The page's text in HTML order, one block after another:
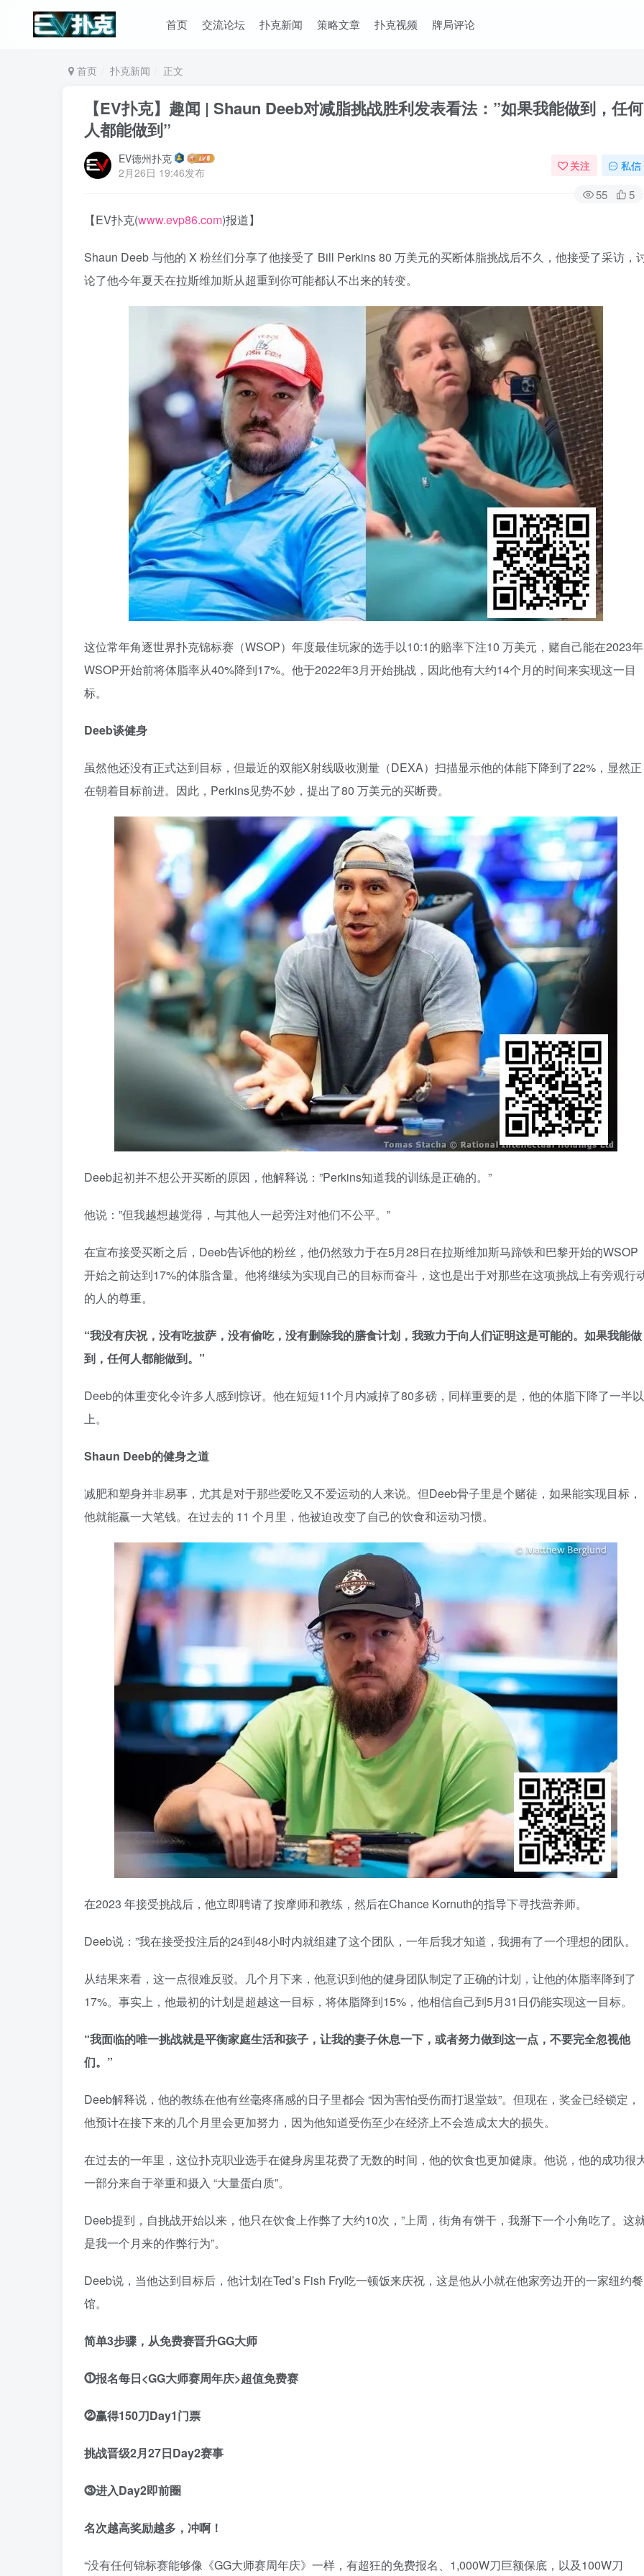
首页 交流论坛 扑克新闻 策略文章 扑克视频 牌局评论
首页 扑克新闻 正文
【EV扑克】趣闻 | Shaun Deeb对减脂挑战胜利发表看法：”如果我能做到，任何
人都能做到”
EV德州扑克
2月26日 19:46发布
关注 私信
55 5
【EV扑克(www.evp86.com)报道】
Shaun Deeb 与他的 X 粉丝们分享了他接受了 Bill Perkins 80 万美元的买断体脂挑战后不久，他接受了采访，
论了他今年夏天在拉斯维加斯从超重到你可能都认不出来的转变。
这位常年角逐世界扑克锦标赛（WSOP）年度最佳玩家的选手以10:1的赔率下注10 万美元，赌自己能在2023年
WSOP开始前将体脂率从40%降到17%。他于2022年3月开始挑战，因此他有大约14个月的时间来实现这一目
标。
Deeb谈健身
虽然他还没有正式达到目标，但最近的双能X射线吸收测量（DEXA）扫描显示他的体能下降到了22%，显然正
在朝着目标前进。因此，Perkins见势不妙，提出了80 万美元的买断费。
Deeb起初并不想公开买断的原因，他解释说：”Perkins知道我的训练是正确的。”
他说：”但我越想越觉得，与其他人一起旁注对他们不公平。”
在宣布接受买断之后，Deeb告诉他的粉丝，他仍然致力于在5月28日在拉斯维加斯马蹄铁和巴黎开始的WSOP
开始之前达到17%的体脂含量。他将继续为实现自己的目标而奋斗，这也是出于对那些在这项挑战上有旁观行
的人的尊重。
“我没有庆祝，没有吃披萨，没有偷吃，没有删除我的膳食计划，我致力于向人们证明这是可能的。如果我能做
到，任何人都能做到。”
Deeb的体重变化令许多人感到惊讶。他在短短11个月内减掉了80多磅，同样重要的是，他的体脂下降了一半以
上。
Shaun Deeb的健身之道
减肥和塑身并非易事，尤其是对于那些爱吃又不爱运动的人来说。但Deeb骨子里是个赌徒，如果能实现目标，
他就能赢一大笔钱。在过去的 11 个月里，他被迫改变了自己的饮食和运动习惯。
在2023 年接受挑战后，他立即聘请了按摩师和教练，然后在Chance Kornuth的指导下寻找营养师。
Deeb说：”我在接受投注后的24到48小时内就组建了这个团队，一年后我才知道，我拥有了一个理想的团队。
从结果来看，这一点很难反驳。几个月下来，他意识到他的健身团队制定了正确的计划，让他的体脂率降到了
17%。事实上，他最初的计划是超越这一目标，将体脂降到15%，他相信自己到5月31日仍能实现这一目标。
“我面临的唯一挑战就是平衡家庭生活和孩子，让我的妻子休息一下，或者努力做到这一点，不要完全忽视他
们。”
Deeb解释说，他的教练在他有丝毫疼痛感的日子里都会 “因为害怕受伤而打退堂鼓”。但现在，奖金已经锁定，
他预计在接下来的几个月里会更加努力，因为他知道受伤至少在经济上不会造成太大的损失。
在过去的一年里，这位扑克职业选手在健身房里花费了无数的时间，他的饮食也更加健康。他说，他的成功很
一部分来自于举重和摄入 “大量蛋白质”。
Deeb提到，自挑战开始以来，他只在饮食上作弊了大约10次，”上周，街角有饼干，我掰下一个小角吃了。这
是我一个月来的作弊行为”。
Deeb说，当他达到目标后，他计划在Ted’s Fish Fry吃一顿饭来庆祝，这是他从小就在他家旁边开的一家纽约餐
馆。
简单3步骤，从免费赛晋升GG大师
⓵报名每日<GG大师赛周年庆>超值免费赛
⓶赢得150刀Day1门票
挑战晋级2月27日Day2赛事
⓷进入Day2即前圈
名次越高奖励越多，冲啊！
“没有任何锦标赛能够像《GG大师赛周年庆》一样，有超狂的免费报名、1,000W刀巨额保底，以及100W刀